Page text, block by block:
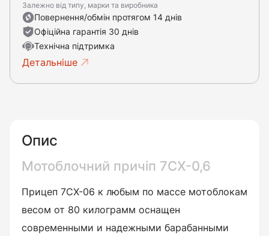
Залежно від типу, марки та виробника
Повернення/обмін протягом 14 днів
Офіційна гарантія 30 днів
Технічна підтримка
Детальніше
Опис
Мотоблочний причіп 7CX-0,6
Прицеп 7CX-06 к любым по массе мотоблокам
весом от 80 килограмм оснащен
современными и надежными барабанными